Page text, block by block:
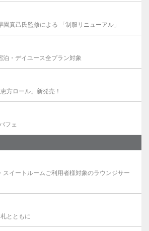
真己氏監修による 「制服リニューアル」
泊・デイユース全プラン対象
方ロール」新発売！
フェ
スイートルームご利用者様対象のラウンジサー
とともに